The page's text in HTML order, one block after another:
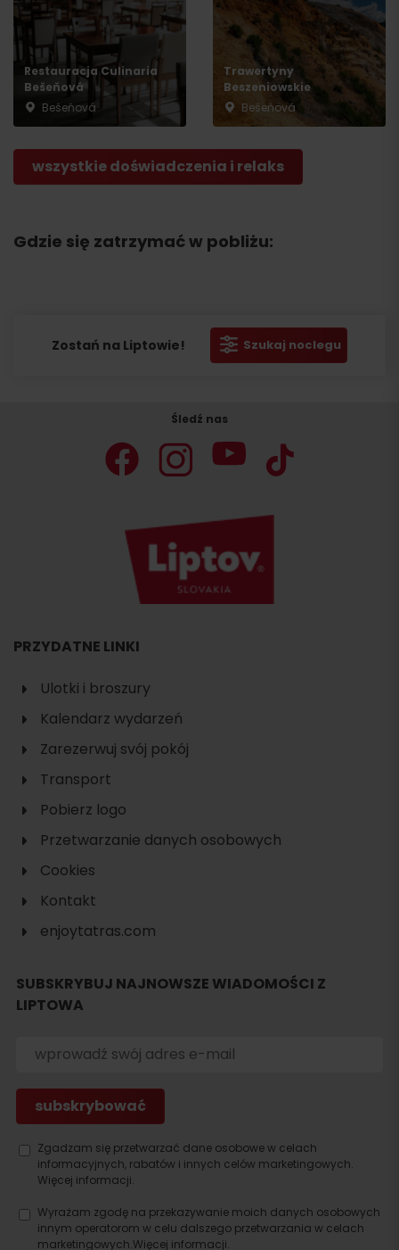
Restauracja Culinaria
Bešeňová
Bešeňová
Trawertyny
Beszeniowskie
Bešeňová
wszystkie doświadczenia i relaks
Gdzie się zatrzymać w pobliżu:
Zostań na Liptowie! Szukaj noclegu
Szukaj
noclegu
Śledź nas
PRZYDATNE LINKI
Ulotki i broszury
Kalendarz wydarzeń
Zarezerwuj svój pokój
Transport
Pobierz logo
Przetwarzanie danych osobowych
Cookies
Kontakt
enjoytatras.com
SUBSKRYBUJ NAJNOWSZE WIADOMOŚCI Z
LIPTOWA
Zgadzam się przetwarzać dane osobowe w celach
informacyjnych, rabatów i innych celów marketingowych.
Więcej informacji.
Wyrażam zgodę na przekazywanie moich danych osobowych
innym operatorom w celu dalszego przetwarzania w celach
marketingowych.Więcej informacji.